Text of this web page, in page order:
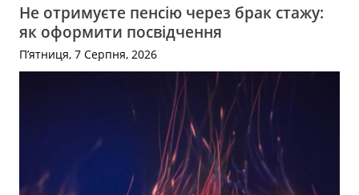
Не отримуєте пенсію через брак стажу:
як оформити посвідчення
П’ятниця, 7 Серпня, 2026